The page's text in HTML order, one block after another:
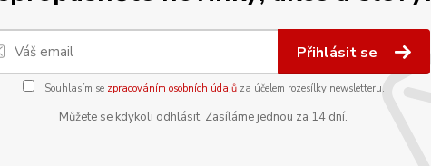
Přihlásit se
Souhlasím se zpracováním osobních údajůza účelem rozesílky newsletteru.
Můžete se kdykoli odhlásit. Zasíláme jednou za 14 dní.